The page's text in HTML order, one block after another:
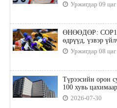
Уржигдар 09
ӨНӨӨДӨР: COP17
өдрүүд, үзвэр
Уржигдар 08
Түрээсийн орон
100 хувь
2026-07-30